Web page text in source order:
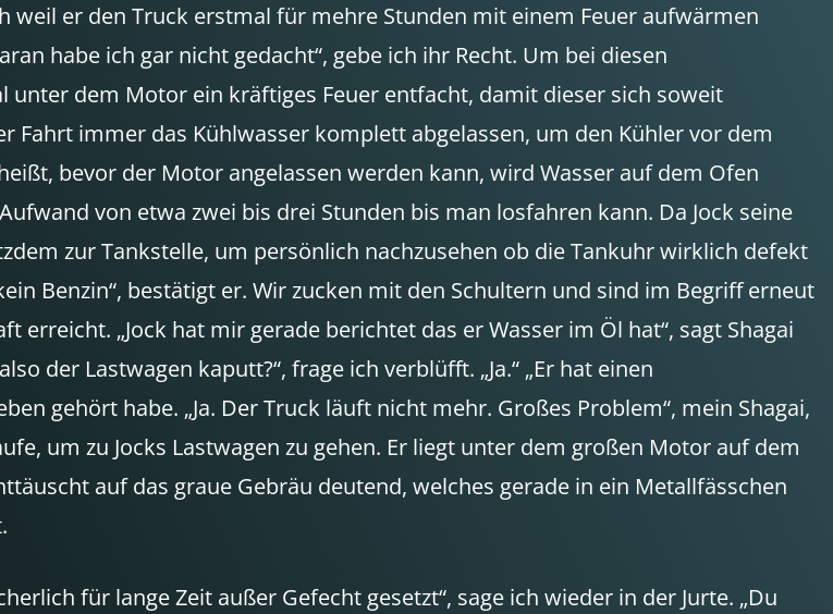
weil er den Truck erstmal für mehre Stunden mit einem Feuer aufwärmen
habe ich gar nicht gedacht“, gebe ich ihr Recht. Um bei diesen
dem Motor ein kräftiges Feuer entfacht, damit dieser sich soweit
immer das Kühlwasser komplett abgelassen, um den Kühler vor dem
bevor der Motor angelassen werden kann, wird Wasser auf dem Ofen
von etwa zwei bis drei Stunden bis man losfahren kann. Da Jock seine
zur Tankstelle, um persönlich nachzusehen ob die Tankuhr wirklich defekt
Benzin“, bestätigt er. Wir zucken mit den Schultern und sind im Begriff erneut
erreicht. „Jock hat mir gerade berichtet das er Wasser im Öl hat“, sagt Shagai
der Lastwagen kaputt?“, frage ich verblüfft. „Ja.“ „Er hat einen
gehört habe. „Ja. Der Truck läuft nicht mehr. Großes Problem“, mein Shagai,
um zu Jocks Lastwagen zu gehen. Er liegt unter dem großen Motor auf dem
auf das graue Gebräu deutend, welches gerade in ein Metallfässchen
für lange Zeit außer Gefecht gesetzt“, sage ich wieder in der Jurte. „Du